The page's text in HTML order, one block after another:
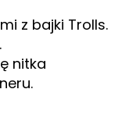
z bajki Trolls.
nitka